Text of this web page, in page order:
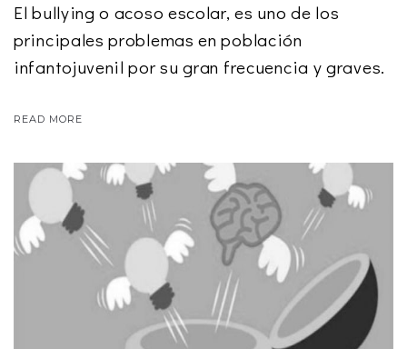
El bullying o acoso escolar, es uno de los
principales problemas en población
infantojuvenil por su gran frecuencia y graves.
READ MORE